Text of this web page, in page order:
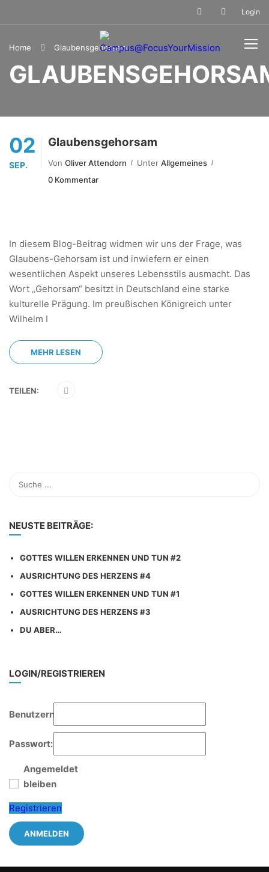
Login
Home Glaubensgehorsam
02
SEP.
Glaubensgehorsam
Von Oliver Attendorn Unter Allgemeines
0 Kommentar
In diesem Blog-Beitrag widmen wir uns der Frage, was
Glaubens-Gehorsam ist und inwiefern er einen
wesentlichen Aspekt unseres Lebensstils ausmacht. Das
Wort „Gehorsam“ besitzt in Deutschland eine starke
kulturelle Prägung. Im preußischen Königreich unter
Wilhelm I
MEHR LESEN
TEILEN:
NEUSTE BEITRÄGE:
GOTTES WILLEN ERKENNEN UND TUN #2
AUSRICHTUNG DES HERZENS #4
GOTTES WILLEN ERKENNEN UND TUN #1
AUSRICHTUNG DES HERZENS #3
DU ABER…
LOGIN/REGISTRIEREN
Benutzername:
Passwort:
Angemeldet
bleiben
Registrieren
ANMELDEN